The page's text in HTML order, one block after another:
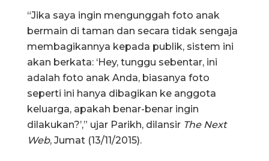
“Jika saya ingin mengunggah foto anak
bermain di taman dan secara tidak sengaja
membagikannya kepada publik, sistem ini
akan berkata: ‘Hey, tunggu sebentar, ini
adalah foto anak Anda, biasanya foto
seperti ini hanya dibagikan ke anggota
keluarga, apakah benar-benar ingin
dilakukan?’,” ujar Parikh, dilansir The Next
Web, Jumat (13/11/2015).